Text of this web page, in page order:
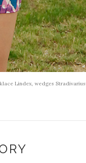
Lindex, wedges Stradivarius